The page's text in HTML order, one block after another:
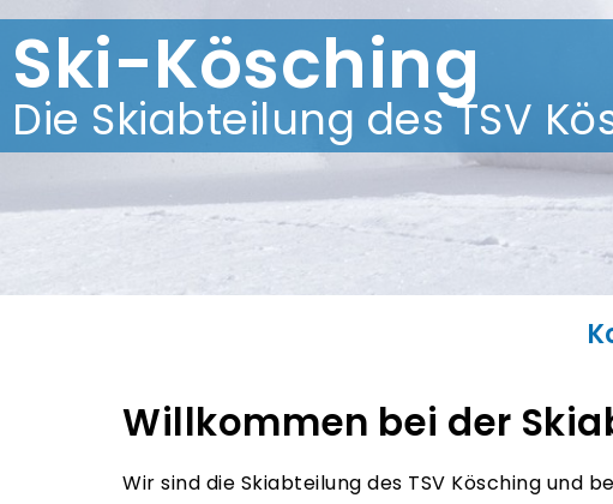
Ski-Kösching
Die Skiabteilung des TSV
Willkommen bei der
Wir sind die Skiabteilung des TSV Kösching und